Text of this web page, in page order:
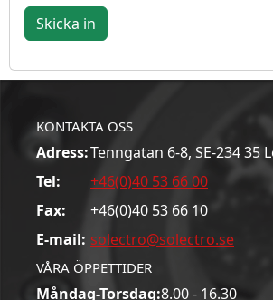
Skicka in
KONTAKTA OSS
Adress:Tenngatan 6-8, SE-234 35
Tel:
+46(0)40 53 66 00
Fax:
+46(0)40 53 66 10
E-mail: solectro@solectro.se
VÅRA ÖPPETTIDER
Måndag-Torsdag:8.00 - 16.30